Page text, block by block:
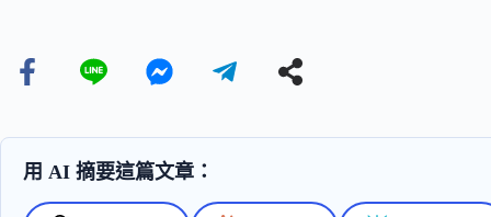
用 AI 摘要這篇文章：